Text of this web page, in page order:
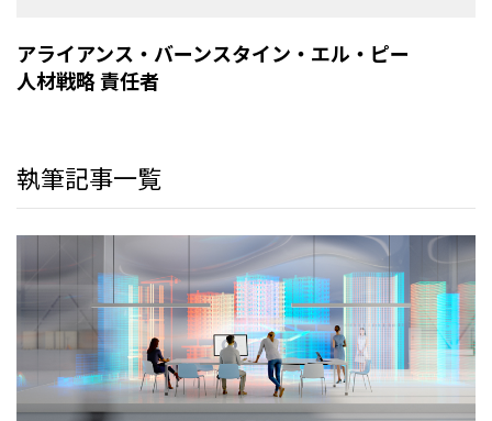
アライアンス・バーンスタイン・エル・ピー
人材戦略 責任者
執筆記事一覧